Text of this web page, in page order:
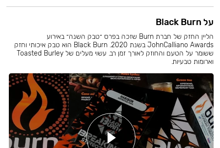
על Black Burn
הליין החזק של חברת Burn שזכה בפרס ״טבק השנה״ באירוע
JohnCalliano Awards בשנת 2020. Black Burn הוא טבק איכותי וחזק
ששומר על הטעם והחוזק לאורך זמן רב. עשוי מעלים של Toasted Burley
וארומות טבעיות.